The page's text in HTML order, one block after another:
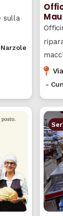
sulla
Narzole
-